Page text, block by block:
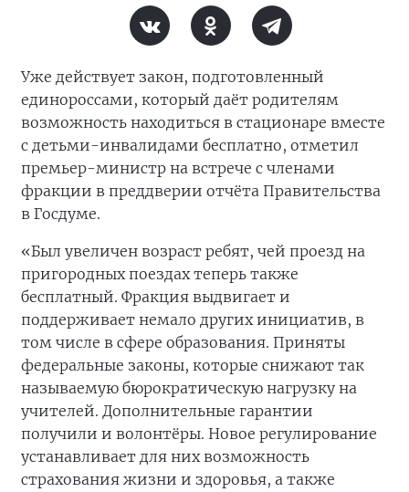
Уже действует закон, подготовленный
единороссами, который даёт родителям
возможность находиться в стационаре вместе
с детьми-инвалидами бесплатно, отметил
премьер-министр на встрече с членами
фракции в преддверии отчёта Правительства
в Госдуме.
«Был увеличен возраст ребят, чей проезд на
пригородных поездах теперь также
бесплатный. Фракция выдвигает и
поддерживает немало других инициатив, в
том числе в сфере образования. Приняты
федеральные законы, которые снижают так
называемую бюрократическую нагрузку на
учителей. Дополнительные гарантии
получили и волонтёры. Новое регулирование
устанавливает для них возможность
страхования жизни и здоровья, а также